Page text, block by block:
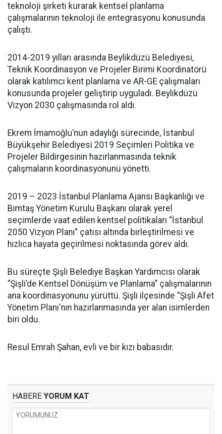
teknoloji şirketi kurarak kentsel planlama
çalışmalarının teknoloji ile entegrasyonu konusunda
çalıştı.
2014-2019 yılları arasında Beylikdüzü Belediyesi,
Teknik Koordinasyon ve Projeler Birimi Koordinatörü
olarak katılımcı kent planlama ve AR-GE çalışmaları
konusunda projeler geliştirip uyguladı. Beylikdüzü
Vizyon 2030 çalışmasında rol aldı.
Ekrem İmamoğlu’nun adaylığı sürecinde, İstanbul
Büyükşehir Belediyesi 2019 Seçimleri Politika ve
Projeler Bildirgesinin hazırlanmasında teknik
çalışmaların koordinasyonunu yönetti.
2019 – 2023 İstanbul Planlama Ajansı Başkanlığı ve
Bimtaş Yönetim Kurulu Başkanı olarak yerel
seçimlerde vaat edilen kentsel politikaları “İstanbul
2050 Vizyon Planı” çatısı altında birleştirilmesi ve
hızlıca hayata geçirilmesi noktasında görev aldı.
Bu süreçte Şişli Belediye Başkan Yardımcısı olarak
“Şişli’de Kentsel Dönüşüm ve Planlama” çalışmalarının
ana koordinasyonunu yürüttü. Şişli ilçesinde “Şişli Afet
Yönetim Planı'nın hazırlanmasında yer alan isimlerden
biri oldu.
Resul Emrah Şahan, evli ve bir kızı babasıdır.
HABERE YORUM KAT